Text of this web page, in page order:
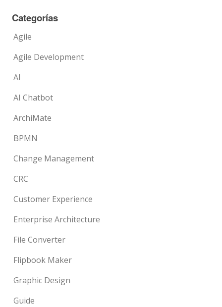
Categorías
Agile
Agile Development
AI
AI Chatbot
ArchiMate
BPMN
Change Management
CRC
Customer Experience
Enterprise Architecture
File Converter
Flipbook Maker
Graphic Design
Guide